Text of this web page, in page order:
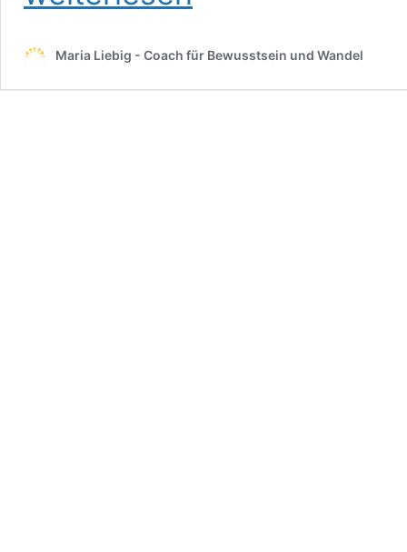
Maria Liebig - Coach für Bewusstsein und Wandel